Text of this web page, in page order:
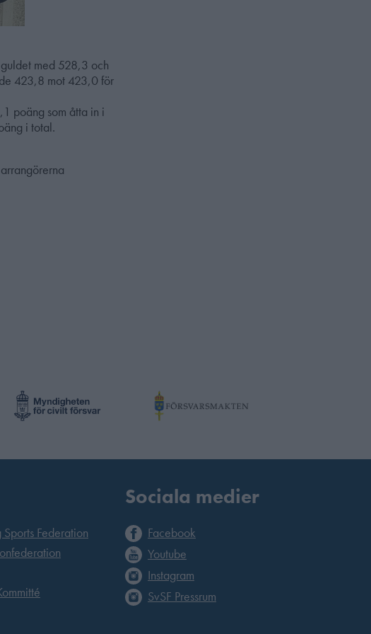
med 528,3 och
423,8 mot 423,0 för
poäng som åtta in i
i total.
Federation
Sociala medier
Facebook
Youtube
Instagram
SvSF Pressrum